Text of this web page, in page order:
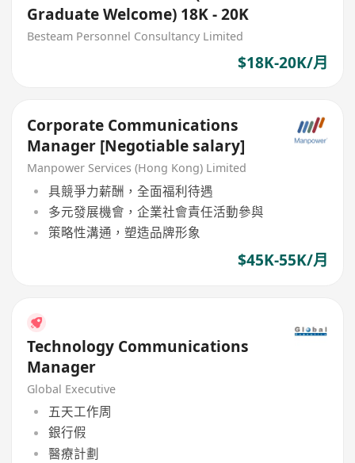
Graduate Welcome) 18K - 20K
Besteam Personnel Consultancy Limited
$18K-20K/月
Corporate Communications
Manager [Negotiable salary]
Manpower Services (Hong Kong) Limited
具競爭力薪酬，全面福利待遇
多元發展機會，企業社會責任活動參與
策略性溝通，塑造品牌形象
$45K-55K/月
Technology Communications
Manager
Global Executive
五天工作周
銀行假
醫療計劃